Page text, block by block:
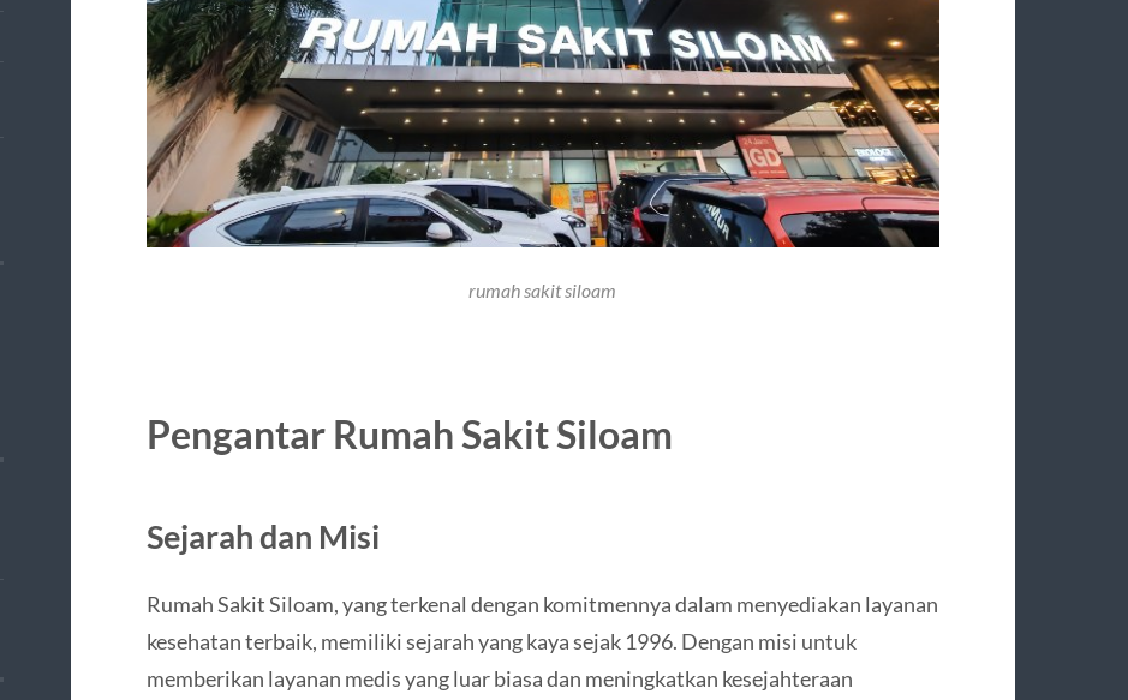
rumah sakit siloam
Pengantar Rumah Sakit Siloam
Sejarah dan Misi
Rumah Sakit Siloam, yang terkenal dengan komitmennya dalam menyediakan layanan
kesehatan terbaik, memiliki sejarah yang kaya sejak 1996. Dengan misi untuk
memberikan layanan medis yang luar biasa dan meningkatkan kesejahteraan